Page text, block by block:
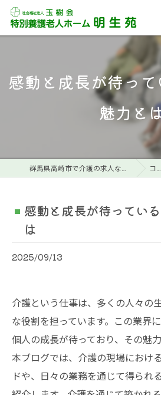
感動と成長が待っ
魅力と
群馬県高崎市で介護の求人なら特別養護老人ホーム明生苑 コラム
感動と成長が待ってい
は
2025/09/13
介護という仕事は、多くの人々の
な役割を担っています。この業界
個人の成長が待っており、その魅
本ブログでは、介護の現場におけ
ドや、日々の業務を通じて得られ